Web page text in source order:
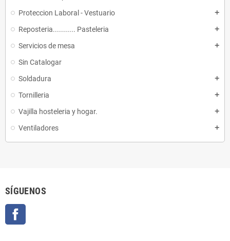
Proteccion Laboral - Vestuario
add
Reposteria........... Pasteleria add
Servicios de mesa add
Sin Catalogar
Soldadura
add
Tornilleria add
Vajilla hosteleria y hogar. add
Ventiladores add
SÍGUENOS